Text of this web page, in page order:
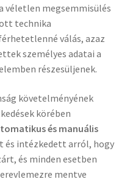
véletlen megsemmisülés
technika
válás, azaz
személyes adatai a
részesüljenek.
követelményének
körében
és manuális
és intézkedett arról, hogy
és minden esetben
mentve